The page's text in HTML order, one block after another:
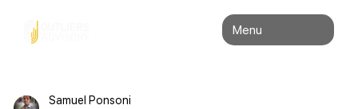
Menu
Samuel Ponsoni